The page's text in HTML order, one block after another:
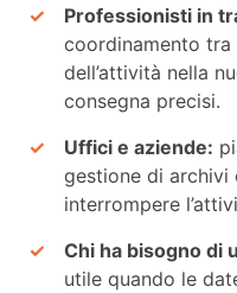
Professionisti in
coordinamento
dell’attività nella
consegna precisi.
Uffici e aziende:
gestione di archivi
interrompere
Chi ha bisogno di
utile quando le